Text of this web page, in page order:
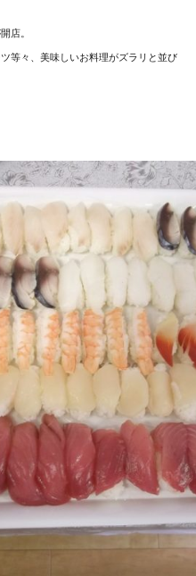
店。
等々、美味しいお料理がズラリと並び